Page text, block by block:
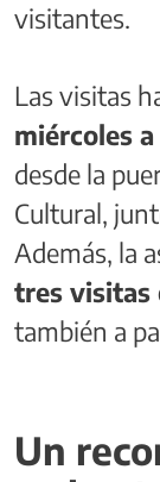
visitantes.
Las visitas
miércoles
desde la
Cultural,
Además, la
tres visitas
también a
Un